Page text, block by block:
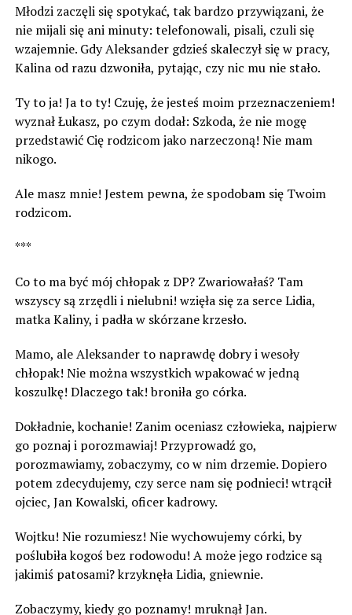
Młodzi zaczęli się spotykać, tak bardzo przywiązani, że
nie mijali się ani minuty: telefonowali, pisali, czuli się
wzajemnie. Gdy Aleksander gdzieś skaleczył się w pracy,
Kalina od razu dzwoniła, pytając, czy nic mu nie stało.
Ty to ja! Ja to ty! Czuję, że jesteś moim przeznaczeniem!
wyznał Łukasz, po czym dodał: Szkoda, że nie mogę
przedstawić Cię rodzicom jako narzeczoną! Nie mam
nikogo.
Ale masz mnie! Jestem pewna, że spodobam się Twoim
rodzicom.
***
Co to ma być mój chłopak z DP? Zwariowałaś? Tam
wszyscy są zrzędli i nielubni! wzięła się za serce Lidia,
matka Kaliny, i padła w skórzane krzesło.
Mamo, ale Aleksander to naprawdę dobry i wesoły
chłopak! Nie można wszystkich wpakować w jedną
koszulkę! Dlaczego tak! broniła go córka.
Dokładnie, kochanie! Zanim oceniasz człowieka, najpierw
go poznaj i porozmawiaj! Przyprowadź go,
porozmawiamy, zobaczymy, co w nim drzemie. Dopiero
potem zdecydujemy, czy serce nam się podnieci! wtrącił
ojciec, Jan Kowalski, oficer kadrowy.
Wojtku! Nie rozumiesz! Nie wychowujemy córki, by
poślubiła kogoś bez rodowodu! A może jego rodzice są
jakimiś patosami? krzyknęła Lidia, gniewnie.
Zobaczymy, kiedy go poznamy! mruknął Jan.